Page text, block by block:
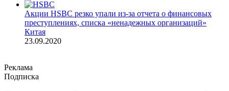
Акции HSBC резко упали из-за отчета о финансовых
преступлениях, списка «ненадежных организаций»
Китая
23.09.2020
Реклама
Подписка